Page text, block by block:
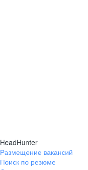
HeadHunter
Размещение вакансий
Поиск по резюме